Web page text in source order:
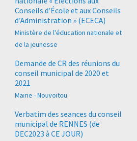
Conseils d’École et aux Conseils
d’Administration » (ECECA)
Ministère de l'éducation nationale et
de la jeunesse
Demande de CR des réunions du
conseil municipal de 2020 et
2021
Mairie - Nouvoitou
Verbatim des seances du conseil
municipal de RENNES (de
DEC2023 à CE JOUR)